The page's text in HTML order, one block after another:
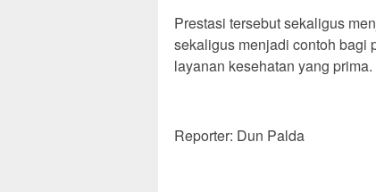
Prestasi tersebut sekaligus
sekaligus menjadi contoh bagi
layanan kesehatan yang prima.
Reporter: Dun Palda